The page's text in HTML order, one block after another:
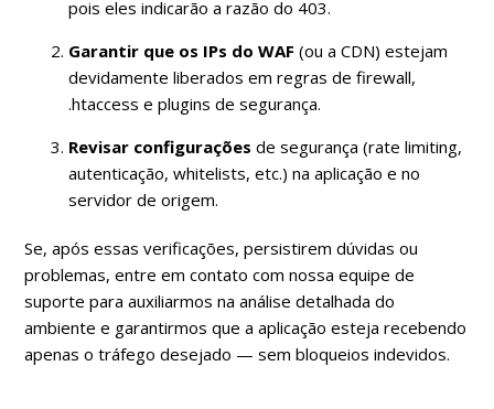
pois eles indicarão a razão do 403.
Garantir que os IPs do WAF (ou a CDN) estejam
devidamente liberados em regras de firewall,
.htaccess e plugins de segurança.
Revisar configurações de segurança (rate limiting,
autenticação, whitelists, etc.) na aplicação e no
servidor de origem.
Se, após essas verificações, persistirem dúvidas ou
problemas, entre em contato com nossa equipe de
suporte para auxiliarmos na análise detalhada do
ambiente e garantirmos que a aplicação esteja recebendo
apenas o tráfego desejado — sem bloqueios indevidos.